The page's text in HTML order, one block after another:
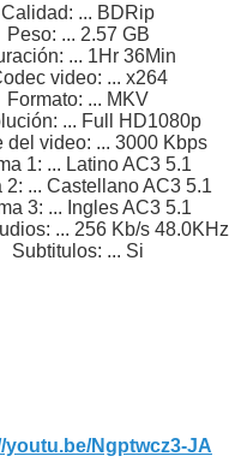
Calidad: ... BDRip
Peso: ... 2.57 GB
... 1Hr 36Min
video: ... x264
Formato: ... MKV
... Full HD1080p
del video: ... 3000 Kbps
1: ... Latino AC3 5.1
2: ... Castellano AC3 5.1
3: ... Ingles AC3 5.1
... 256 Kb/s 48.0KHz
Subtitulos: ... Si
youtu.be/Ngptwcz3-JA